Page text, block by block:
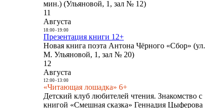
мин.) (Ульяновой, 1, зал № 12)
11
Августа
18:00- 19:00
Презентация книги 12+
Новая книга поэта Антона Чёрного «Сбор» (ул.
М. Ульяновой, 1, зал № 20)
12
Августа
12:00- 13:00
«Читающая лошадка» 6+
Детский клуб любителей чтения. Знакомство с
книгой «Смешная сказка» Геннадия Цыферова